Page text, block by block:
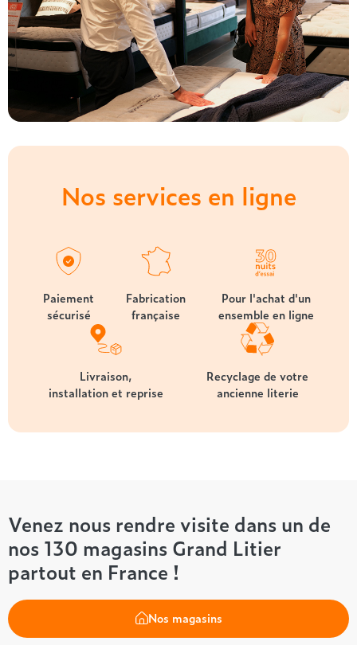
Nos services en ligne
Paiement
sécurisé
Fabrication
française
Pour l'achat d'un
ensemble en ligne
Livraison,
installation et reprise
Recyclage de votre
ancienne literie
Venez nous rendre visite dans un de
nos 130 magasins Grand Litier
partout en France !
Nos magasins